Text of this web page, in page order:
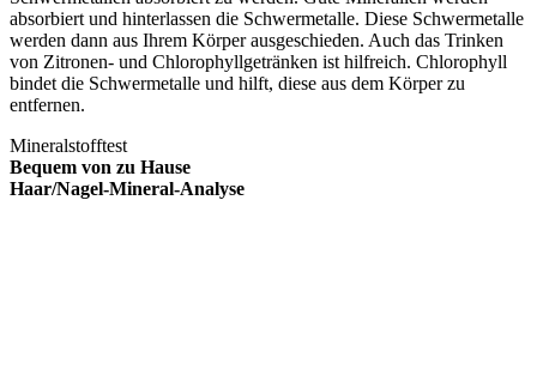
absorbiert und hinterlassen die Schwermetalle. Diese Schwermetalle
werden dann aus Ihrem Körper ausgeschieden. Auch das Trinken
von Zitronen- und Chlorophyllgetränken ist hilfreich. Chlorophyll
bindet die Schwermetalle und hilft, diese aus dem Körper zu
entfernen.
Mineralstofftest
Bequem von zu Hause
Haar/Nagel-Mineral-Analyse